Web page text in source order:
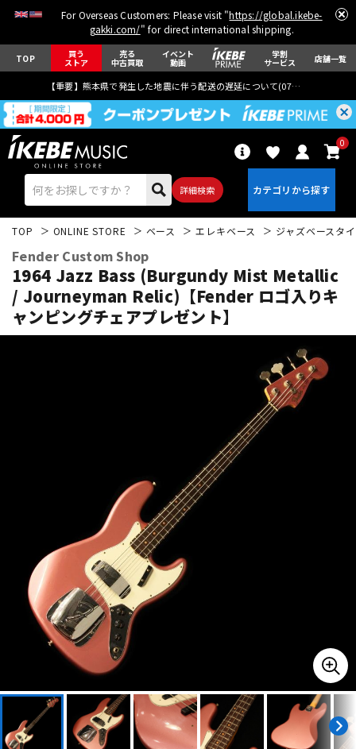
For Overseas Customers: Please visit "https://global.ikebe-
gakki.com/" for direct international shipping.
TOP 買う
ストア
売る
中古買取
イベント
動画
学割
サービス 店舗一覧
【重要】熊本県で発生した地震に伴う配送の遅延について(07月29日
詳細検索
0
エレキギター
ウクレレ
パーカッション
管楽器
アンプ
DJ機器
DTM オンライン納品 レコーディング機器
TOP ONLINE STORE ベース エレキベース ジャズベースタ
Fender Custom Shop
1964 Jazz Bass (Burgundy Mist Metallic
/ Journeyman Relic)【Fender ロゴ入りキ
ャンピングチェアプレゼント】